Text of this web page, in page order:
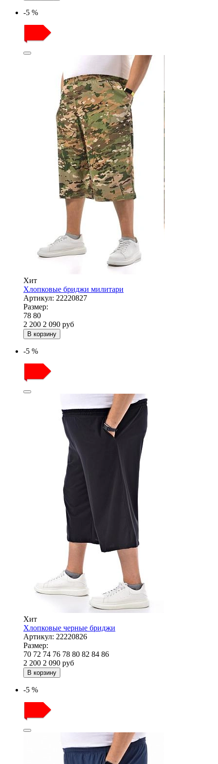
-5 %
Хит
Хлопковые бриджи милитари
Артикул: 22220827
Размер:
78 80
2 200 2 090 руб
В корзину
-5 %
Хит
Хлопковые черные бриджи
Артикул: 22220826
Размер:
70 72 74 76 78 80 82 84 86
2 200 2 090 руб
В корзину
-5 %